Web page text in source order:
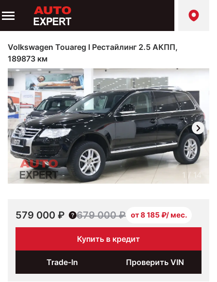
Volkswagen Touareg I Рестайлинг 2.5 АКПП,
189873 км
1 / 14
579 000 ₽ 679 000 ₽ от 8 185 ₽/ мес.
Купить в кредит
Trade-In Проверить VIN